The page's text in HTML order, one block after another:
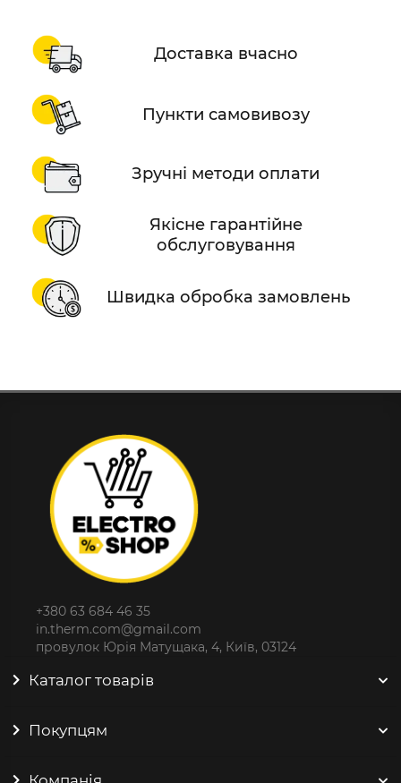
Доставка вчасно
Пункти самовивозу
Зручні методи оплати
Якісне гарантійне
обслуговування
Швидка обробка замовлень
+380 63 684 46 35
in.therm.com@gmail.com
провулок Юрія Матущака, 4, Київ, 03124
Каталог товарів
Покупцям